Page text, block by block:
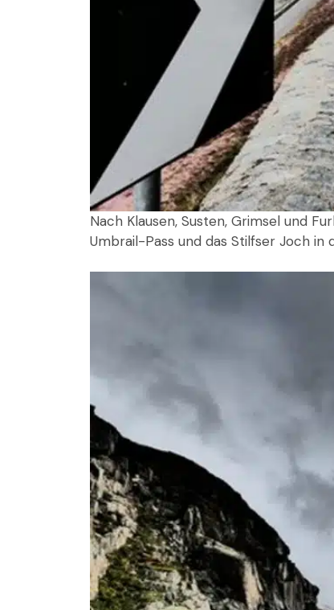
Nach Klausen, Susten, Grimsel und
Umbrail-Pass und das Stilfser Joch in